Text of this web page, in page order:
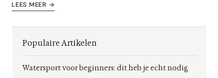
LEES MEER →
Populaire Artikelen
Watersport voor beginners: dit heb je echt nodig